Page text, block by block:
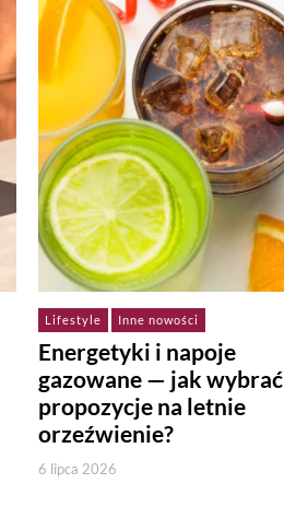
Lifestyle Inne nowości
Energetyki i napoje
gazowane — jak wybrać
propozycje na letnie
orzeźwienie?
6 lipca 2026